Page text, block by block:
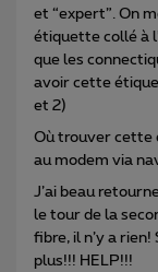
et “expert”. On
étiquette collé à
que les
avoir cette
et 2)
Où trouver cette
au modem via
J’ai beau
le tour de la
fibre, il n’y a
plus!!! HELP!!!